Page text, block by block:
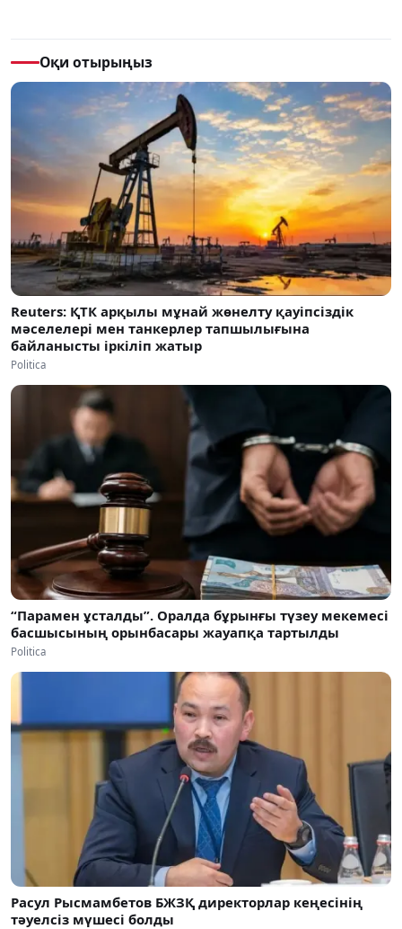
Оқи отырыңыз
Reuters: ҚТК арқылы мұнай жөнелту қауіпсіздік
мәселелері мен танкерлер тапшылығына
байланысты іркіліп жатыр
Politica
“Парамен ұсталды”. Оралда бұрынғы түзеу мекемесі
басшысының орынбасары жауапқа тартылды
Politica
Расул Рысмамбетов БЖЗҚ директорлар кеңесінің
тәуелсіз мүшесі болды